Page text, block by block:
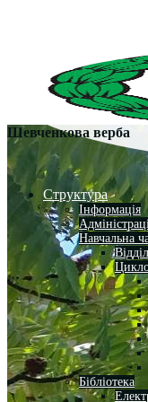
Структура
Інформація
Навчальна
Бібліотека
Шевченкова верба